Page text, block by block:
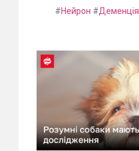
#Нейрон #Деменція